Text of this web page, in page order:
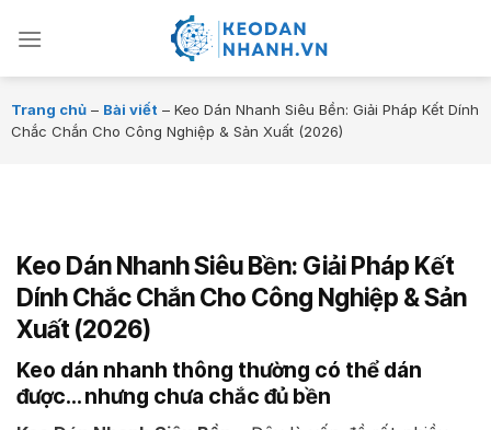
đến
Trang chủ – Bài viết – Keo Dán Nhanh Siêu Bền: Giải Pháp Kết Dính
Chắc Chắn Cho Công Nghiệp & Sản Xuất (2026)
Keo Dán Nhanh Siêu Bền: Giải Pháp Kết
Dính Chắc Chắn Cho Công Nghiệp & Sản
Xuất (2026)
Keo dán nhanh thông thường có thể dán
được… nhưng chưa chắc đủ bền